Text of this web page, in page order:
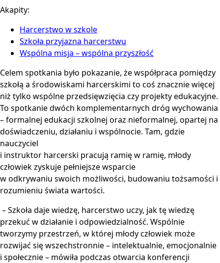
Akapity:
Harcerstwo w szkole
Szkoła przyjazna harcerstwu
Wspólna misja – wspólna przyszłość
Celem spotkania było pokazanie, że współpraca pomiędzy
szkołą a środowiskami harcerskimi to coś znacznie więcej
niż tylko wspólne przedsięwzięcia czy projekty edukacyjne.
To spotkanie dwóch komplementarnych dróg wychowania
– formalnej edukacji szkolnej oraz nieformalnej, opartej na
doświadczeniu, działaniu i wspólnocie. Tam, gdzie
nauczyciel
i instruktor harcerski pracują ramię w ramię, młody
człowiek zyskuje pełniejsze wsparcie
w odkrywaniu swoich możliwości, budowaniu tożsamości i
rozumieniu świata wartości.
– Szkoła daje wiedzę, harcerstwo uczy, jak tę wiedzę
przekuć w działanie i odpowiedzialność. Wspólnie
tworzymy przestrzeń, w której młody człowiek może
rozwijać się wszechstronnie – intelektualnie, emocjonalnie
i społecznie – mówiła podczas otwarcia konferencji